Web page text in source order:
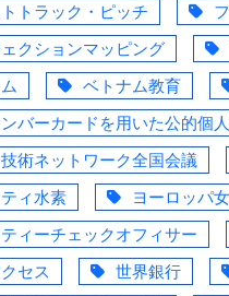
トラック・ピッチ
クションマッピング
ベトナム教育
バーカードを用いた公的個
術ネットワーク全国会議
ィ水素
ヨーロッパ
ィーチェックオフィサー
セス
世界銀行